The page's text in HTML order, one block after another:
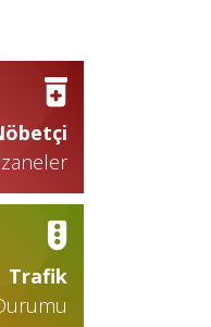
Trafik